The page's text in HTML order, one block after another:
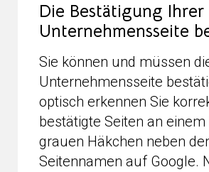
Die Bestätigung Ihrer
Unternehmensseite
Sie können und müssen
Unternehmensseite
optisch erkennen Sie
bestätigte Seiten an einem
grauen Häkchen neben
Seitennamen auf Google.